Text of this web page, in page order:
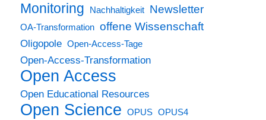
Monitoring Nachhaltigkeit Newsletter
OA-Transformation offene Wissenschaft
Oligopole Open-Access-Tage
Open-Access-Transformation
Open Access
Open Educational Resources
Open Science OPUS OPUS4